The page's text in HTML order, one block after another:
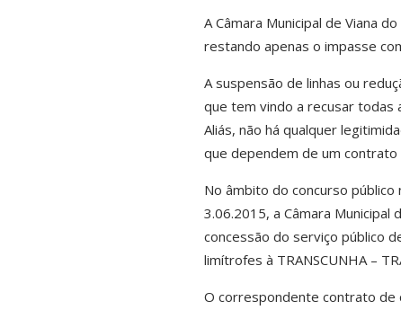
A Câmara Municipal de Viana
restando apenas o impasse
A suspensão de linhas ou
que tem vindo a recusar todas
Aliás, não há qualquer
que dependem de um contrato
No âmbito do concurso público
3.06.2015, a Câmara Municipal
concessão do serviço público
limítrofes à TRANSCUNHA –
O correspondente contrato de